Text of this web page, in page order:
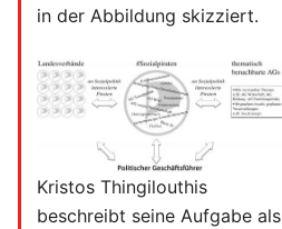
in der Abbildung skizziert.
Kristos Thingilouthis
beschreibt seine Aufgabe als